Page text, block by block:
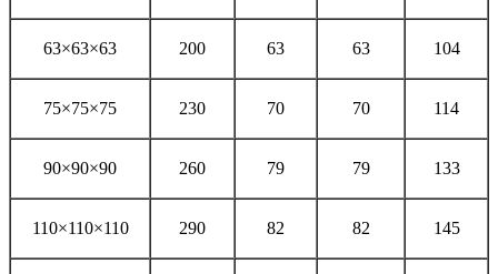
63×63×63 200 63 63 104
75×75×75 230 70 70 114
90×90×90 260 79 79 133
110×110×110 290 82 82 145